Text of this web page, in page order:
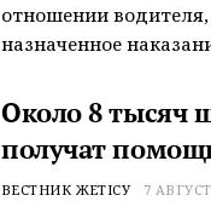
отношении
назначенное
Около 8 тысяч
получат
ВЕСТНИК ЖЕТІСУ 7